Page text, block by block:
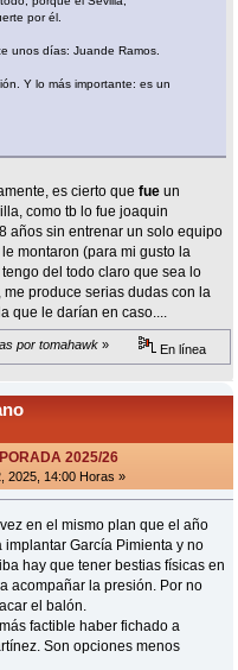
por él.
unos días: Juande Ramos.
Y lo más importante: es un
es cierto quefue un
como tb lo fue joaquin
años sin entrenar un solo equipo
montaron (para mi gusto la
del todo claro que sea lo
produce serias dudas con la
que le darían en caso....
por tomahawk » En línea
2025/26
2025, 14:00 Horas »
en el mismo plan que el año
García Pimienta y no
hay que tener bestias físicas en
acompañar la presión. Por no
el balón.
factible haber fichado a
Son opciones menos